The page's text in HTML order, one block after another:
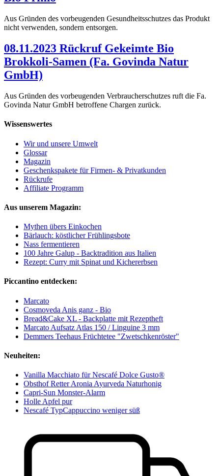
Aus Gründen des vorbeugenden Gesundheitsschutzes das Produkt
nicht verwenden, sondern entsorgen.
08.11.2023 Rückruf Gekeimte Bio
Brokkoli-Samen (Fa. Govinda Natur
GmbH)
Aus Gründen des vorbeugenden Verbraucherschutzes ruft die Fa.
Govinda Natur GmbH betroffene Chargen zurück.
Wissenswertes
Wir und unsere Umwelt
Glossar
Magazin
Geschenkspakete für Firmen- & Privatkunden
Rückrufe
Affiliate Programm
Aus unserem Magazin:
Mythen übers Einkochen
Bärlauch: köstlicher Frühlingsbote
Nass fermentieren
100 Jahre Galup - Backtradition aus Italien
Rezept: Curry mit Spinat und Kichererbsen
Piccantino entdecken:
Marcato
Cosmoveda Anis ganz - Bio
Bread&Cake XL - Backplatte mit Rezeptheft
Marcato Aufsatz Atlas 150 / Linguine 3 mm
Demmers Teehaus Früchtetee "Zwetschkenröster"
Neuheiten:
Vanilla Macchiato für Nescafé Dolce Gusto®
Obsthof Retter Aronia Ayurveda Naturhonig
Capri-Sun Monster-Alarm
Holle Apfel pur
Nescafé TypCappuccino weniger süß